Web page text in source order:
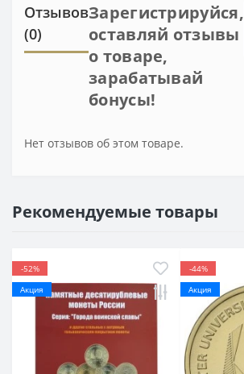
Отзывов
(0)
Зарегистрируйся,
оставляй отзывы
о товаре,
зарабатывай
бонусы!
Нет отзывов об этом товаре.
Рекомендуемые товары
-52%
Акция
-44%
Акция